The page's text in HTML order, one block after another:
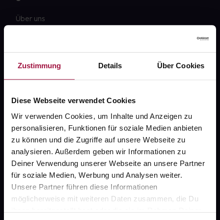
Zustimmung Details Über Cookies
Diese Webseite verwendet Cookies
Wir verwenden Cookies, um Inhalte und Anzeigen zu
personalisieren, Funktionen für soziale Medien anbieten
zu können und die Zugriffe auf unsere Webseite zu
analysieren. Außerdem geben wir Informationen zu
Deiner Verwendung unserer Webseite an unsere Partner
für soziale Medien, Werbung und Analysen weiter.
Unsere Partner führen diese Informationen
möglicherweise mit weiteren Daten zusammen, die Du
ihnen bereitgestellt hast oder die sie im Rahmen Deiner
Über uns
Newsletter
Sanitätshäuser
AGB
Impressum